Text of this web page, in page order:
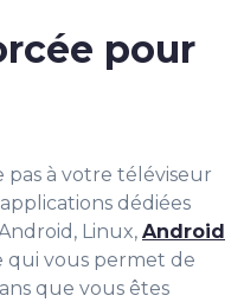
pour
pas à votre téléviseur
dédiées
Linux, Android
qui vous permet de
que vous êtes